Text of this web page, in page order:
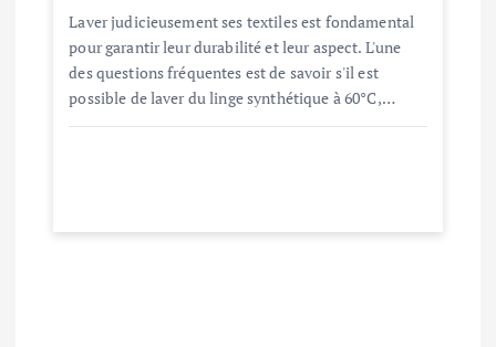
Laver judicieusement ses textiles est fondamental
pour garantir leur durabilité et leur aspect. L'une
des questions fréquentes est de savoir s'il est
possible de laver du linge synthétique à 60°C,…